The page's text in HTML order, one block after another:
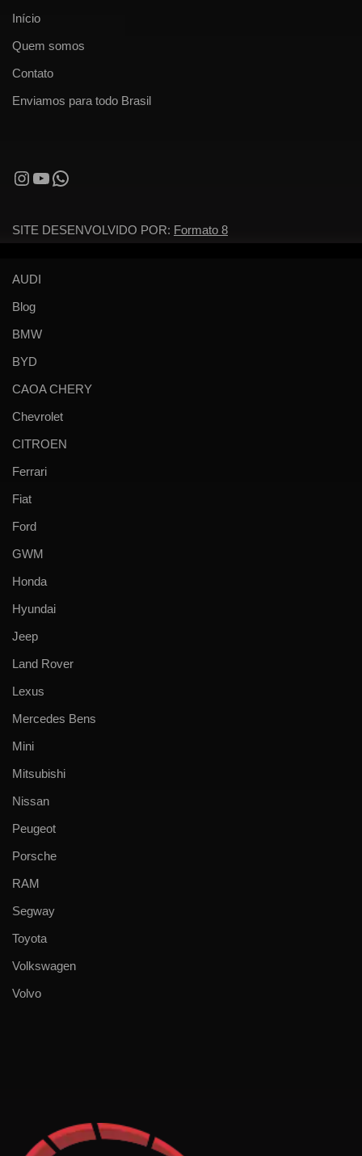
Início
Quem somos
Contato
Enviamos para todo Brasil
SITE DESENVOLVIDO POR: Formato 8
AUDI
Blog
BMW
BYD
CAOA CHERY
Chevrolet
CITROEN
Ferrari
Fiat
Ford
GWM
Honda
Hyundai
Jeep
Land Rover
Lexus
Mercedes Bens
Mini
Mitsubishi
Nissan
Peugeot
Porsche
RAM
Segway
Toyota
Volkswagen
Volvo